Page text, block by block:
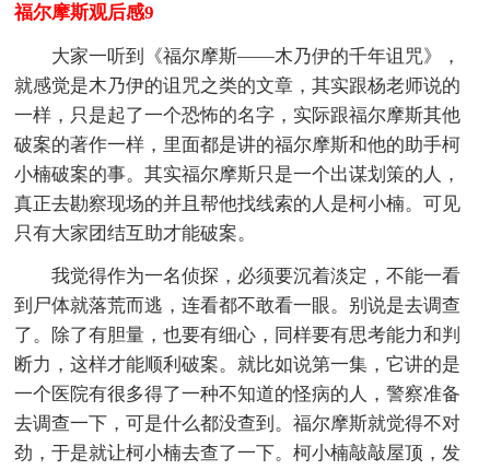
福尔摩斯观后感9
大家一听到《福尔摩斯——木乃伊的千年诅咒》，
就感觉是木乃伊的诅咒之类的文章，其实跟杨老师说的
一样，只是起了一个恐怖的名字，实际跟福尔摩斯其他
破案的著作一样，里面都是讲的福尔摩斯和他的助手柯
小楠破案的事。其实福尔摩斯只是一个出谋划策的人，
真正去勘察现场的并且帮他找线索的人是柯小楠。可见
只有大家团结互助才能破案。
我觉得作为一名侦探，必须要沉着淡定，不能一看
到尸体就落荒而逃，连看都不敢看一眼。别说是去调查
了。除了有胆量，也要有细心，同样要有思考能力和判
断力，这样才能顺利破案。就比如说第一集，它讲的是
一个医院有很多得了一种不知道的怪病的人，警察准备
去调查一下，可是什么都没查到。福尔摩斯就觉得不对
劲，于是就让柯小楠去查了一下。柯小楠敲敲屋顶，发